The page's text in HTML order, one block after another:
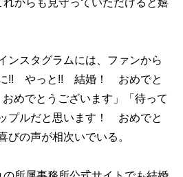
からも見守っていただけると嬉
ンスタグラムには、ファンから
に!! やっと!! 結婚！ おめでと
めでとうございます」「待って
プルだと思います！ おめでと
びの声が相次いでいる。